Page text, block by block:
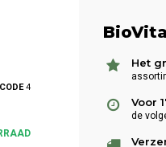
4
Het
Voor
de